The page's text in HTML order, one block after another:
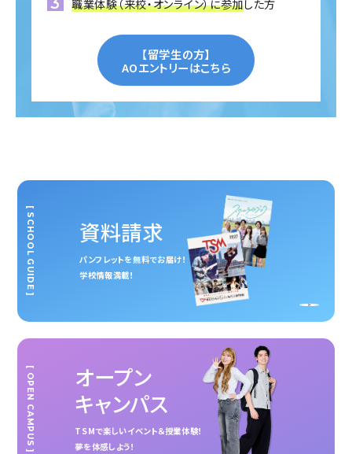
職業体験（来校・オンライン）に参加した方
【留学生の方】
AOエントリーはこちら
資料請求
パンフレットを無料でお届け！
学校情報満載！
[ SCHOOL GUIDE ]
オープン
キャンパス
TSMで楽しいイベント＆授業体験！
夢を体感しよう！
[ OPEN CAMPUS ]